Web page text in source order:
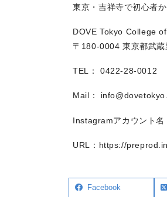
東京・吉祥寺で初心者
DOVE Tokyo College
〒180-0004 東京都武
TEL： 0422-28-0012
Mail：
Instagramアカウント
URL：https://
Facebook